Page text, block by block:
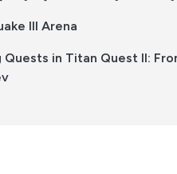
III Arena
Quests in Titan Quest II: